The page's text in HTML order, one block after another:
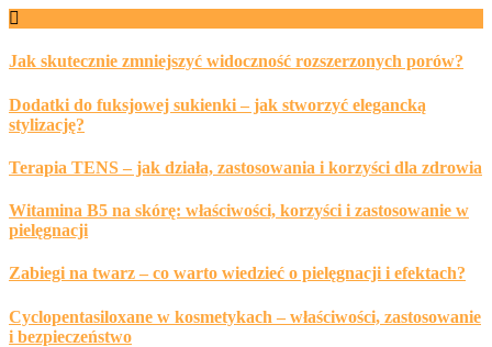
Skip
content
Jak skutecznie zmniejszyć widoczność rozszerzonych porów?
Dodatki do fuksjowej sukienki – jak stworzyć elegancką
stylizację?
Terapia TENS – jak działa, zastosowania i korzyści dla zdrowia
Witamina B5 na skórę: właściwości, korzyści i zastosowanie w
pielęgnacji
Zabiegi na twarz – co warto wiedzieć o pielęgnacji i efektach?
Cyclopentasiloxane w kosmetykach – właściwości, zastosowanie
i bezpieczeństwo